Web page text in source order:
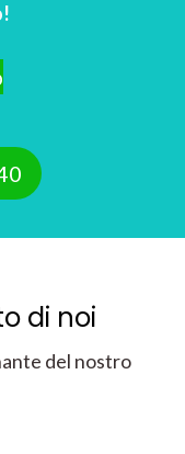
di noi
del nostro